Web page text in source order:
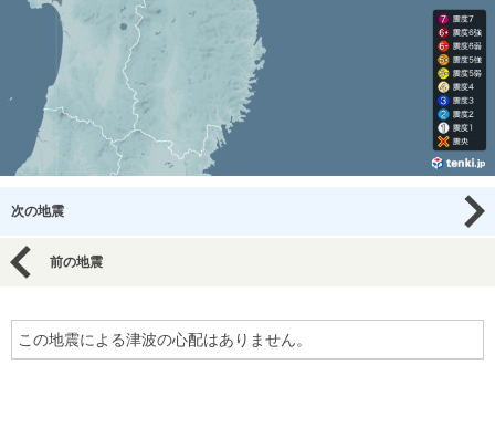
次の地震
前の地震
この地震による津波の心配はありません。